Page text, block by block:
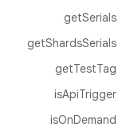
getSerials
getShardsSerials
getTestTag
isApiTrigger
isOnDemand